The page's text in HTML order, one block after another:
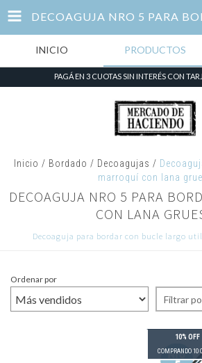
INICIO PRODUCTOS
PAGÁ EN 3 CUOTAS SIN INTERÉS CON
Inicio / Bordado / Decoagujas /
marroquí con lana
DECOAGUJA NRO 5 PARA
CON LANA
Decoaguja para bordar con bucle largo
Ordenar por
Filtrar
10% OFF
COMPRANDO 10